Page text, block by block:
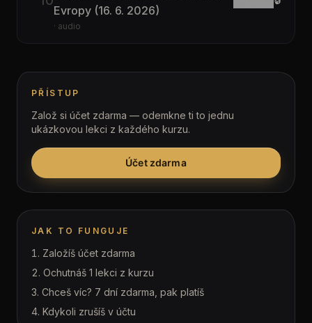
Evropy (16. 6. 2026)
· audio
PŘÍSTUP
Založ si účet zdarma — odemkne ti to jednu
ukázkovou lekci z každého kurzu.
Účet zdarma
JAK TO FUNGUJE
Založíš účet zdarma
Ochutnáš 1 lekci z kurzu
Chceš víc? 7 dní zdarma, pak platíš
Kdykoli zrušíš v účtu